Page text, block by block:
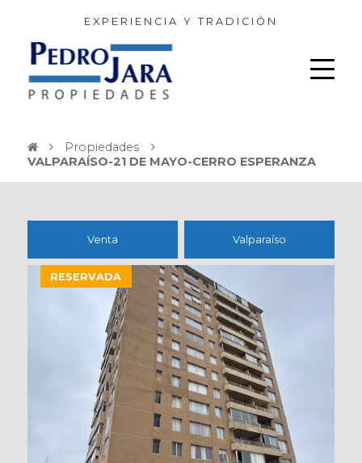
EXPERIENCIA Y TRADICIÓN
Propiedades
VALPARAÍSO-21 DE MAYO-CERRO ESPERANZA
Venta Valparaíso
RESERVADA